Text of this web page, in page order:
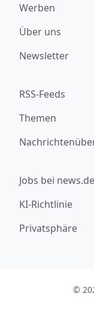
Werben
Über uns
Newsletter
RSS-Feeds
Themen
Jobs bei news.de
KI-Richtlinie
Privatsphäre
©